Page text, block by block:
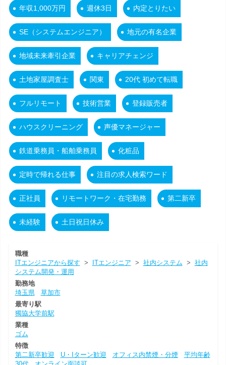
年収1,000万円 週休3日 内定とりたい
SE（システムエンジニア） 地元の有名企業
地域未来牽引企業 キャリアチェンジ
土地家屋調査士 関東 20代 初めて転職
フルリモート 技術営業 登録販売者
ハウスクリーニング 声優マネージャー
鉄道乗務員・船舶乗務員 化粧品
定時で帰れる仕事 注目の求人検索ワード
正社員 リモートワーク・在宅勤務 第二新卒
未経験 土日祝日休み
職種
ITエンジニアから探す > ITエンジニア > 社内システム > 社内
システム開発・運用
勤務地
埼玉県
草加市
最寄り駅
獨協大学前駅
業種
ゴム
特徴
第二新卒歓迎
U・Iターン歓迎 オフィス内禁煙・分煙
平均年齢